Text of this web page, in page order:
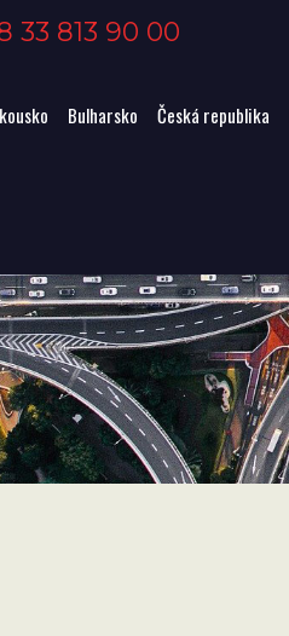
33 813 90 00
Bulharsko Česká republika